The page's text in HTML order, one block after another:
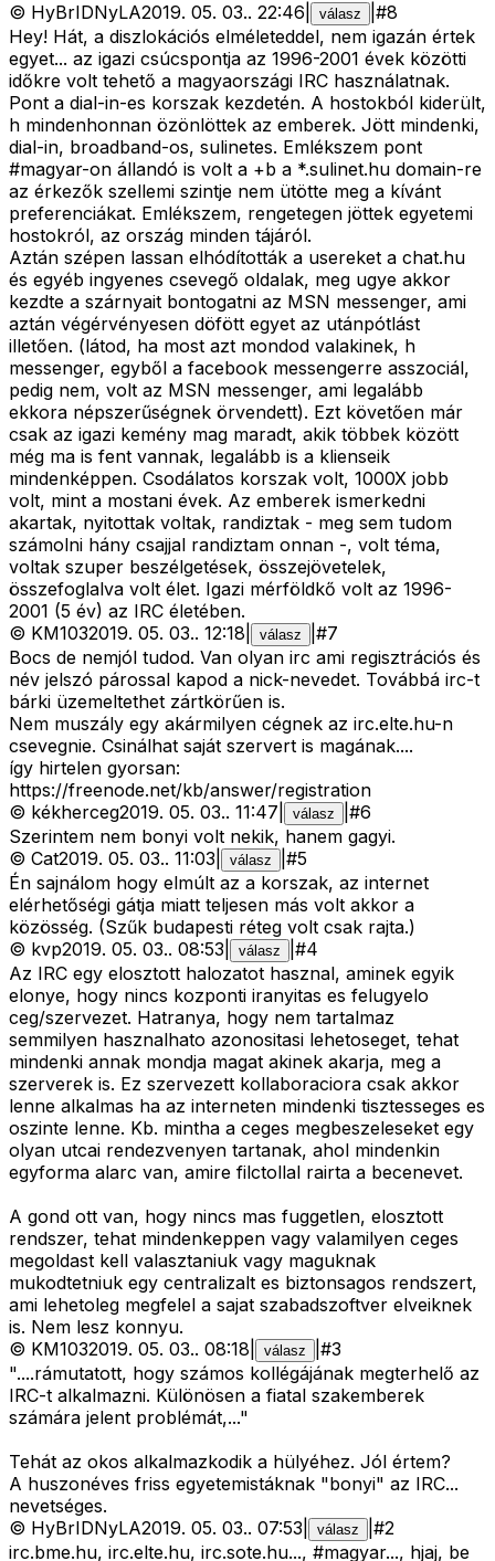
© HyBrIDNyLA2019. 05. 03.. 22:46 válasz #8
Hey! Hát, a diszlokációs elméleteddel, nem igazán értek
egyet... az igazi csúcspontja az 1996-2001 évek közötti
időkre volt tehető a magyaországi IRC használatnak.
Pont a dial-in-es korszak kezdetén. A hostokból kiderült,
h mindenhonnan özönlöttek az emberek. Jött mindenki,
dial-in, broadband-os, sulinetes. Emlékszem pont
#magyar-on állandó is volt a +b a *.sulinet.hu domain-re
az érkezők szellemi szintje nem ütötte meg a kívánt
preferenciákat. Emlékszem, rengetegen jöttek egyetemi
hostokról, az ország minden tájáról.
Aztán szépen lassan elhódították a usereket a chat.hu
és egyéb ingyenes csevegő oldalak, meg ugye akkor
kezdte a szárnyait bontogatni az MSN messenger, ami
aztán végérvényesen döfött egyet az utánpótlást
illetően. (látod, ha most azt mondod valakinek, h
messenger, egyből a facebook messengerre asszociál,
pedig nem, volt az MSN messenger, ami legalább
ekkora népszerűségnek örvendett). Ezt követően már
csak az igazi kemény mag maradt, akik többek között
még ma is fent vannak, legalább is a klienseik
mindenképpen. Csodálatos korszak volt, 1000X jobb
volt, mint a mostani évek. Az emberek ismerkedni
akartak, nyitottak voltak, randiztak - meg sem tudom
számolni hány csajjal randiztam onnan -, volt téma,
voltak szuper beszélgetések, összejövetelek,
összefoglalva volt élet. Igazi mérföldkő volt az 1996-
2001 (5 év) az IRC életében.
© KM1032019. 05. 03.. 12:18 válasz #7
Bocs de nemjól tudod. Van olyan irc ami regisztrációs és
név jelszó párossal kapod a nick-nevedet. Továbbá irc-t
bárki üzemeltethet zártkörűen is.
Nem muszály egy akármilyen cégnek az irc.elte.hu-n
csevegnie. Csinálhat saját szervert is magának....
így hirtelen gyorsan:
https://freenode.net/kb/answer/registration
© kékherceg2019. 05. 03.. 11:47 válasz #6
Szerintem nem bonyi volt nekik, hanem gagyi.
© Cat2019. 05. 03.. 11:03 válasz #5
Én sajnálom hogy elmúlt az a korszak, az internet
elérhetőségi gátja miatt teljesen más volt akkor a
közösség. (Szűk budapesti réteg volt csak rajta.)
© kvp2019. 05. 03.. 08:53 válasz #4
Az IRC egy elosztott halozatot hasznal, aminek egyik
elonye, hogy nincs kozponti iranyitas es felugyelo
ceg/szervezet. Hatranya, hogy nem tartalmaz
semmilyen hasznalhato azonositasi lehetoseget, tehat
mindenki annak mondja magat akinek akarja, meg a
szerverek is. Ez szervezett kollaboraciora csak akkor
lenne alkalmas ha az interneten mindenki tisztesseges es
oszinte lenne. Kb. mintha a ceges megbeszeleseket egy
olyan utcai rendezvenyen tartanak, ahol mindenkin
egyforma alarc van, amire filctollal rairta a becenevet.
A gond ott van, hogy nincs mas fuggetlen, elosztott
rendszer, tehat mindenkeppen vagy valamilyen ceges
megoldast kell valasztaniuk vagy maguknak
mukodtetniuk egy centralizalt es biztonsagos rendszert,
ami lehetoleg megfelel a sajat szabadszoftver elveiknek
is. Nem lesz konnyu.
© KM1032019. 05. 03.. 08:18 válasz #3
"....rámutatott, hogy számos kollégájának megterhelő az
IRC-t alkalmazni. Különösen a fiatal szakemberek
számára jelent problémát,..."
Tehát az okos alkalmazkodik a hülyéhez. Jól értem?
A huszonéves friss egyetemistáknak "bonyi" az IRC...
nevetséges.
© HyBrIDNyLA2019. 05. 03.. 07:53 válasz #2
irc.bme.hu, irc.elte.hu, irc.sote.hu..., #magyar..., hjaj, be